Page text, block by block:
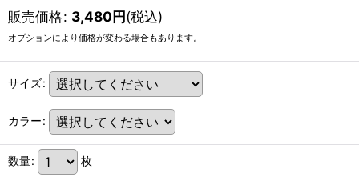
販売価格: 3,480円(税込)
オプションにより価格が変わる場合もあります。
サイズ:
カラー:
数量: 枚